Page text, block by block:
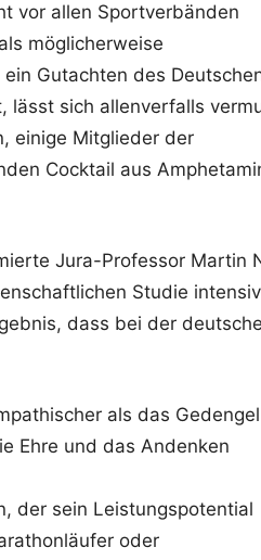
vor allen Sportverbänden
möglicherweise
Gutachten des
lässt sich allenverfalls
einige Mitglieder der
Cocktail aus
Jura-Professor Martin
Studie
dass bei der
als das
Ehre und das Andenken
der sein Leistungspotential
oder